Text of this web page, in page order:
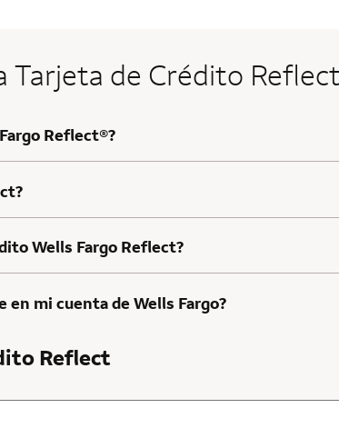
Tarjeta de Crédito Reflect
Reflect®?
Wells Fargo Reflect?
mi cuenta de Wells Fargo?
Reflect